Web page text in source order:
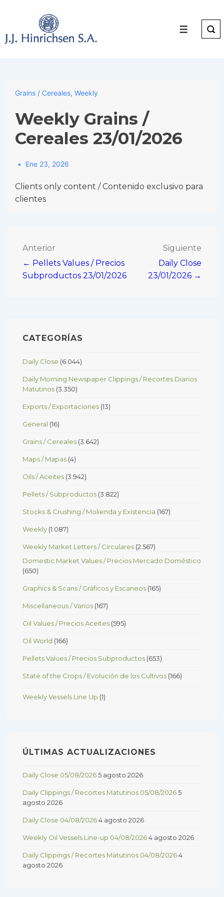
Main
Menu
Grains / Cereales, Weekly
Weekly Grains /
Cereales 23/01/2026
Ene 23, 2026
Clients only content / Contenido exclusivo para
clientes
Navegación
de
Anterior
← Pellets Values / Precios
Subproductos 23/01/2026
Siguiente
Daily Close
23/01/2026 →
CATEGORÍAS
Daily Close (6.044)
Daily Morning Newspaper Clippings / Recortes Diarios
Matutinos (3.350)
Exports / Exportaciones (13)
General (16)
Grains / Cereales (3.642)
Maps / Mapas (4)
Oils / Aceites (3.942)
Pellets / Subproductos (3.822)
Stocks & Crushing / Molienda y Existencia (167)
Weekly (1.087)
Weekly Market Letters / Circulares (2.567)
Domestic Market Values / Precios Mercado Doméstico
(650)
Graphics & Scans / Gráficos y Escaneos (165)
Miscellaneous / Varios (167)
Oil Values / Precios Aceites (595)
Oil World (166)
Pellets Values / Precios Subproductos (653)
State of the Crops / Evolución de los Cultivos (166)
Weekly Vessels Line Up (1)
ÚLTIMAS ACTUALIZACIONES
Daily Close 05/08/20265 agosto 2026
Daily Clippings / Recortes Matutinos 05/08/20265
agosto 2026
Daily Close 04/08/20264 agosto 2026
Weekly Oil Vessels Line-up 04/08/20264 agosto 2026
Daily Clippings / Recortes Matutinos 04/08/20264
agosto 2026